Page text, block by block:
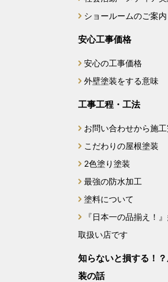
2024年11月
2024年10月
2024年8月
2024年7月
2024年6月
2024年4月
ショールームのご案内
安心工事価格
安心の工事価格
外壁塗装をする意味
工事工程・工法
お問い合わせから施
こだわりの屋根塗装
2色塗り塗装
最強の防水加工
塗料について
『日本一の品揃え！
取扱い店です
知らないと損する！
装の話